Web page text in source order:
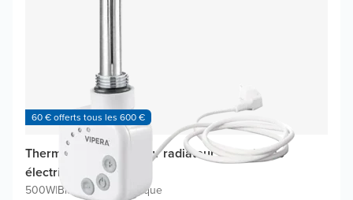
60 € offerts tous les 600 €
Thermostat Vipera pour radiateur à serviettes
électrique
500W|Blanc mat|Analogique